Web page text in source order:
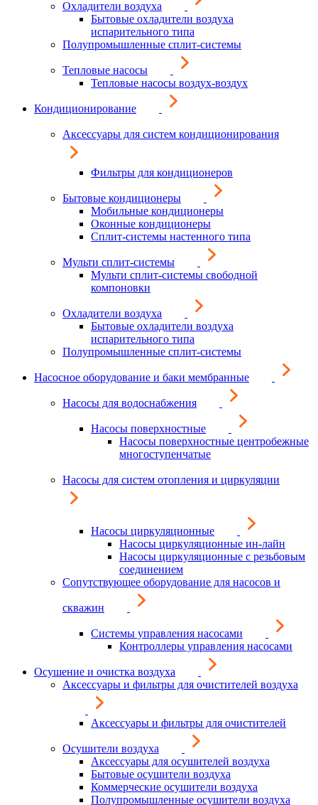
Охладители воздуха
Бытовые охладители воздуха
испарительного типа
Полупромышленные сплит-системы
Тепловые насосы
Тепловые насосы воздух-воздух
Кондиционирование
Аксессуары для систем кондиционирования
Фильтры для кондиционеров
Бытовые кондиционеры
Мобильные кондиционеры
Оконные кондиционеры
Сплит-системы настенного типа
Мульти сплит-системы
Мульти сплит-системы свободной
компоновки
Охладители воздуха
Бытовые охладители воздуха
испарительного типа
Полупромышленные сплит-системы
Насосное оборудование и баки мембранные
Насосы для водоснабжения
Насосы поверхностные
Насосы поверхностные центробежные
многоступенчатые
Насосы для систем отопления и циркуляции
Насосы циркуляционные
Насосы циркуляционные ин-лайн
Насосы циркуляционные с резьбовым
соединением
Сопутствующее оборудование для насосов и
скважин
Системы управления насосами
Контроллеры управления насосами
Осушение и очистка воздуха
Аксессуары и фильтры для очистителей воздуха
Аксессуары и фильтры для очистителей
Осушители воздуха
Аксессуары для осушителей воздуха
Бытовые осушители воздуха
Коммерческие осушители воздуха
Полупромышленные осушители воздуха